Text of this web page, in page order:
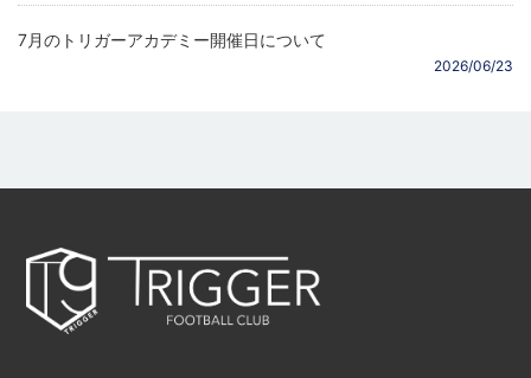
7月のトリガーアカデミー開催日について
2026/06/23